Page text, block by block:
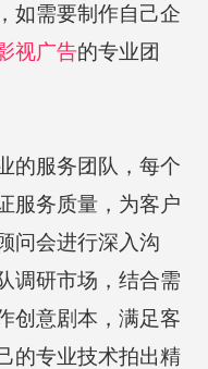
如需要制作自己企
视广告的专业团
的服务团队，每个
服务质量，为客户
问会进行深入沟
调研市场，结合需
创意剧本，满足客
的专业技术拍出精